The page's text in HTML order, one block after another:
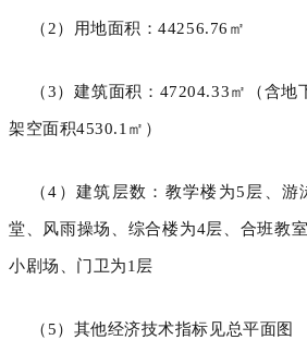
（ 2）用地面积：44256.76 ㎡
（3）建筑面积： 47204.33㎡（含地
架空面积4530.1 ㎡）
（4 ）建筑层数：教学楼为5 层、游
堂、风雨操场、综合楼为4层、合班教
小剧场、门卫为1 层
（5）其他经济技术指标见总平面图